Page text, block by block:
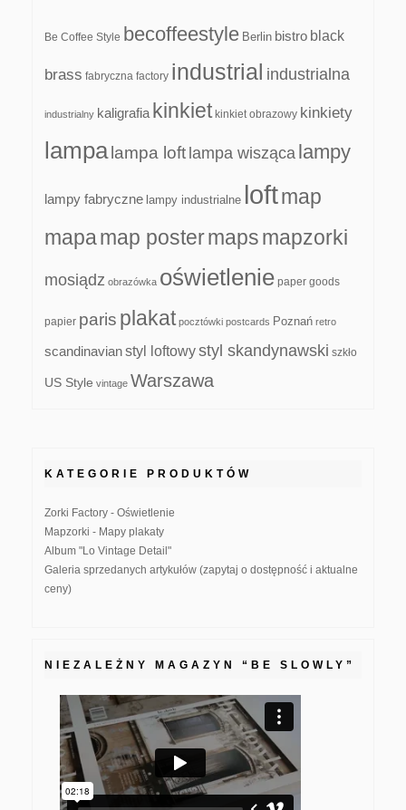
Be Coffee Style becoffeestyle Berlin bistro black
brass fabryczna factory industrial industrialna
industrialny kaligrafia kinkiet kinkiet obrazowy kinkiety
lampa lampa loft lampa wisząca lampy
lampy fabryczne lampy industrialne loftmap
mapamap postermapsmapzorki
mosiądz obrazówka oświetlenie paper goods
papier paris plakat pocztówki postcards Poznań retro
scandinavianstyl loftowystyl skandynawski szkło
US Style vintage Warszawa
KATEGORIE PRODUKTÓW
Zorki Factory - Oświetlenie
Mapzorki - Mapy plakaty
Album "Lo Vintage Detail"
Galeria sprzedanych artykułów (zapytaj o dostępność i aktualne
ceny)
NIEZALEŻNY MAGAZYN “BE SLOWLY”